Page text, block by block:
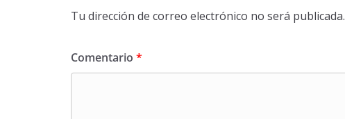
Tu dirección de correo electrónico no será publicada.
Comentario *